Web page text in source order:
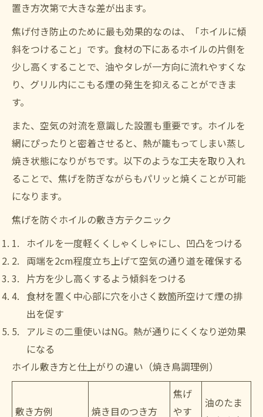
置き方次第で大きな差が出ます。
焦げ付き防止のために最も効果的なのは、「ホイルに傾
斜をつけること」です。食材の下にあるホイルの片側を
少し高くすることで、油やタレが一方向に流れやすくな
り、グリル内にこもる煙の発生を抑えることができま
す。
また、空気の対流を意識した設置も重要です。ホイルを
網にぴったりと密着させると、熱が籠もってしまい蒸し
焼き状態になりがちです。以下のような工夫を取り入れ
ることで、焦げを防ぎながらもパリッと焼くことが可能
になります。
焦げを防ぐホイルの敷き方テクニック
ホイルを一度軽くくしゃくしゃにし、凹凸をつける
両端を2cm程度立ち上げて空気の通り道を確保する
片方を少し高くするよう傾斜をつける
食材を置く中心部に穴を小さく数箇所空けて煙の排
出を促す
アルミの二重使いはNG。熱が通りにくくなり逆効果
になる
ホイル敷き方と仕上がりの違い（焼き鳥調理例）
敷き方例 焼き目のつき方
焦げ
やす
油のたま